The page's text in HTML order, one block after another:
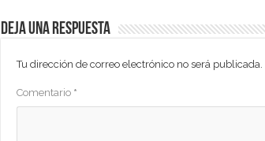
Deja una respuesta
Tu dirección de correo electrónico no será publicada.
Comentario *